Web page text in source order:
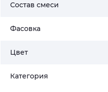
Состав смеси
Фасовка
Цвет
Категория